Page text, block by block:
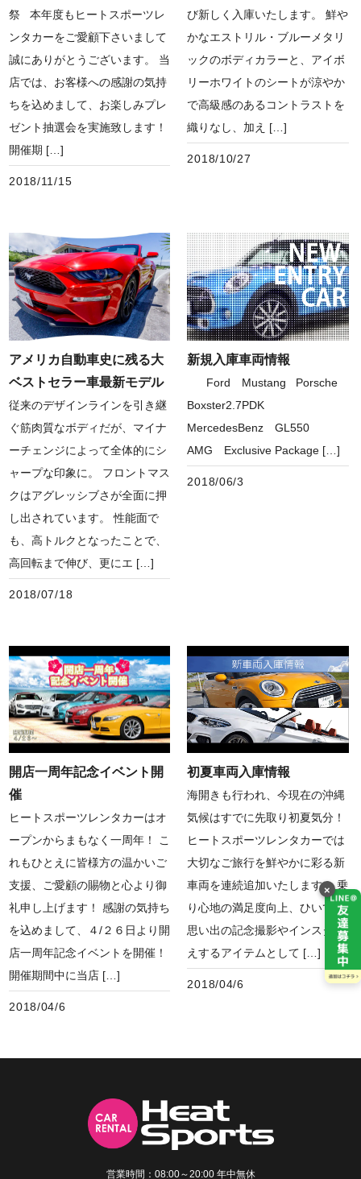
祭 本年度もヒートスポーツレ
ンタカーをご愛顧下さいまして
誠にありがとうございます。 当
店では、お客様への感謝の気持
ちを込めまして、お楽しみプレ
ゼント抽選会を実施致します！
開催期 […]
2018/11/15
び新しく入庫いたします。 鮮や
かなエストリル・ブルーメタリ
ックのボディカラーと、アイボ
リーホワイトのシートが涼やか
で高級感のあるコントラストを
織りなし、加え […]
2018/10/27
アメリカ自動車史に残る大
ベストセラー車最新モデル
従来のデザインラインを引き継
ぐ筋肉質なボディだが、マイナ
ーチェンジによって全体的にシ
ャープな印象に。 フロントマス
クはアグレッシブさが全面に押
し出されています。 性能面で
も、高トルクとなったことで、
高回転まで伸び、更にエ […]
2018/07/18
新規入庫車両情報
Ford Mustang Porsche
Boxster2.7PDK
MercedesBenz GL550
AMG Exclusive Package […]
2018/06/3
開店一周年記念イベント開
催
ヒートスポーツレンタカーはオ
ープンからまもなく一周年！ こ
れもひとえに皆様方の温かいご
支援、ご愛顧の賜物と心より御
礼申し上げます！ 感謝の気持ち
を込めまして、４/２６日より開
店一周年記念イベントを開催！
開催期間中に当店 […]
2018/04/6
初夏車両入庫情報
海開きも行われ、今現在の沖縄
気候はすでに先取り初夏気分！
ヒートスポーツレンタカーでは
大切なご旅行を鮮やかに彩る新
車両を連続追加いたします！ 乗
り心地の満足度向上、ひいては
思い出の記念撮影やインスタ映
えするアイテムとして […]
2018/04/6
×
営業時間：08:00～20:00 年中無休